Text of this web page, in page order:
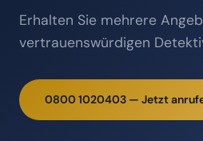
Erhalten Sie mehrere
vertrauenswürdigen
0800 1020403 — Jetzt